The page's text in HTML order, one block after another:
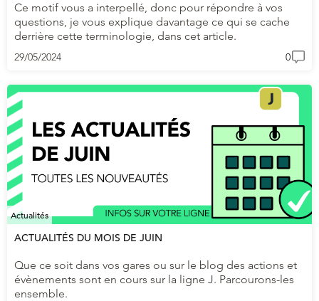
Ce motif vous a interpellé, donc pour répondre à vos
questions, je vous explique davantage ce qui se cache
derrière cette terminologie, dans cet article.
29/05/2024 0
Actualités
ACTUALITÉS DU MOIS DE JUIN
Que ce soit dans vos gares ou sur le blog des actions et
évènements sont en cours sur la ligne J. Parcourons-les
ensemble.